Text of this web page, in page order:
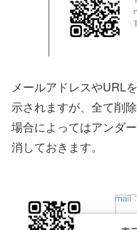
メールアドレスやURL
示されますが、全て削除
場合によってはアンダ
消しておきます。